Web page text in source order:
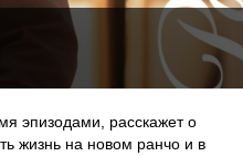
эпизодами, расскажет о
жизнь на новом ранчо и в